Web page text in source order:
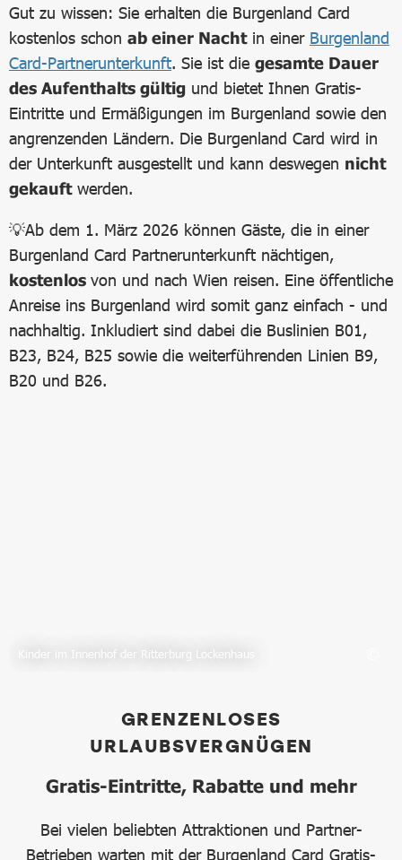
Gut zu wissen: Sie erhalten die Burgenland Card
kostenlos schon ab einer Nachtin einer Burgenland
Card-Partnerunterkunft. Sie ist die gesamte Dauer
des Aufenthalts gültig und bietet Ihnen Gratis-
Eintritte und Ermäßigungen im Burgenland sowie den
angrenzenden Ländern. Die Burgenland Card wird in
der Unterkunft ausgestellt und kann deswegen nicht
gekauftwerden.
💡Ab dem 1. März 2026 können Gäste, die in einer
Burgenland Card Partnerunterkunft nächtigen,
kostenlos von und nach Wien reisen. Eine öffentliche
Anreise ins Burgenland wird somit ganz einfach - und
nachhaltig. Inkludiert sind dabei die Buslinien B01,
B23, B24, B25 sowie die weiterführenden Linien B9,
B20 und B26.
Kinder im Innenhof der Ritterburg Lockenhaus
GRENZENLOSES
URLAUBSVERGNÜGEN
Gratis-Eintritte, Rabatte und mehr
Bei vielen beliebten Attraktionen und Partner-
Betrieben warten mit der Burgenland Card Gratis-